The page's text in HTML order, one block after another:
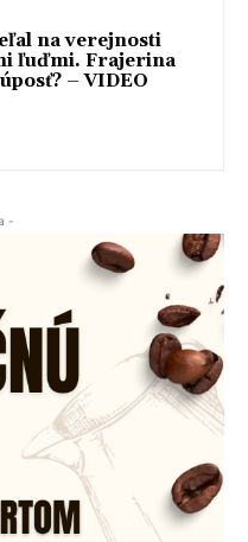
na verejnosti
ľuďmi. Frajerina
– VIDEO
-